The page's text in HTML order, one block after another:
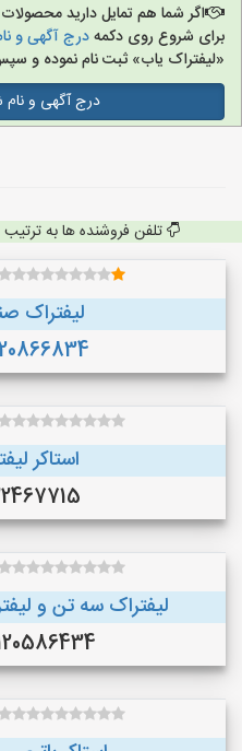
اگر شما هم تمایل دارید محصولات
برای شروع روی دکمهدرج آگهی و
«لیفتراک یاب» ثبت نام نموده و
درج آگهی و
تلفن فروشنده ها به
لیفتراک
استاکر
لیفتراک سه تن و
09120586434